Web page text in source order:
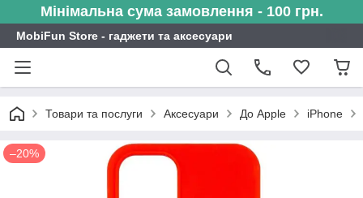
Мінімальна сума замовлення - 100 грн.
MobiFun Store - гаджети та аксесуари
Товари та послуги Аксесуари До Apple iPhone
–20%